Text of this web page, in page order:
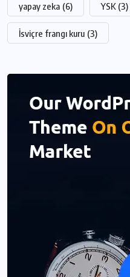
yapay zeka (6) YSK (3)
İsviçre frangı kuru (3)